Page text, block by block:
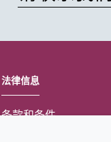
法律信息
条款和条件